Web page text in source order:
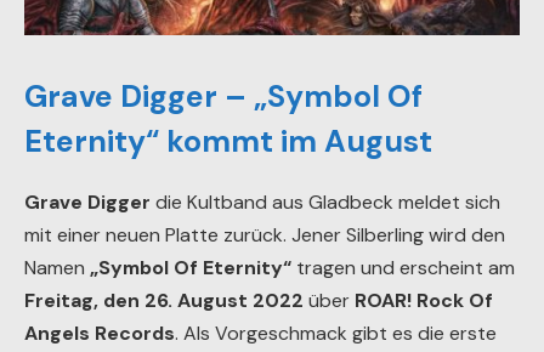
Grave Digger – „Symbol Of
Eternity“ kommt im August
Grave Digger die Kultband aus Gladbeck meldet sich
mit einer neuen Platte zurück. Jener Silberling wird den
Namen „Symbol Of Eternity“ tragen und erscheint am
Freitag, den 26. August 2022 über ROAR! Rock Of
Angels Records. Als Vorgeschmack gibt es die erste